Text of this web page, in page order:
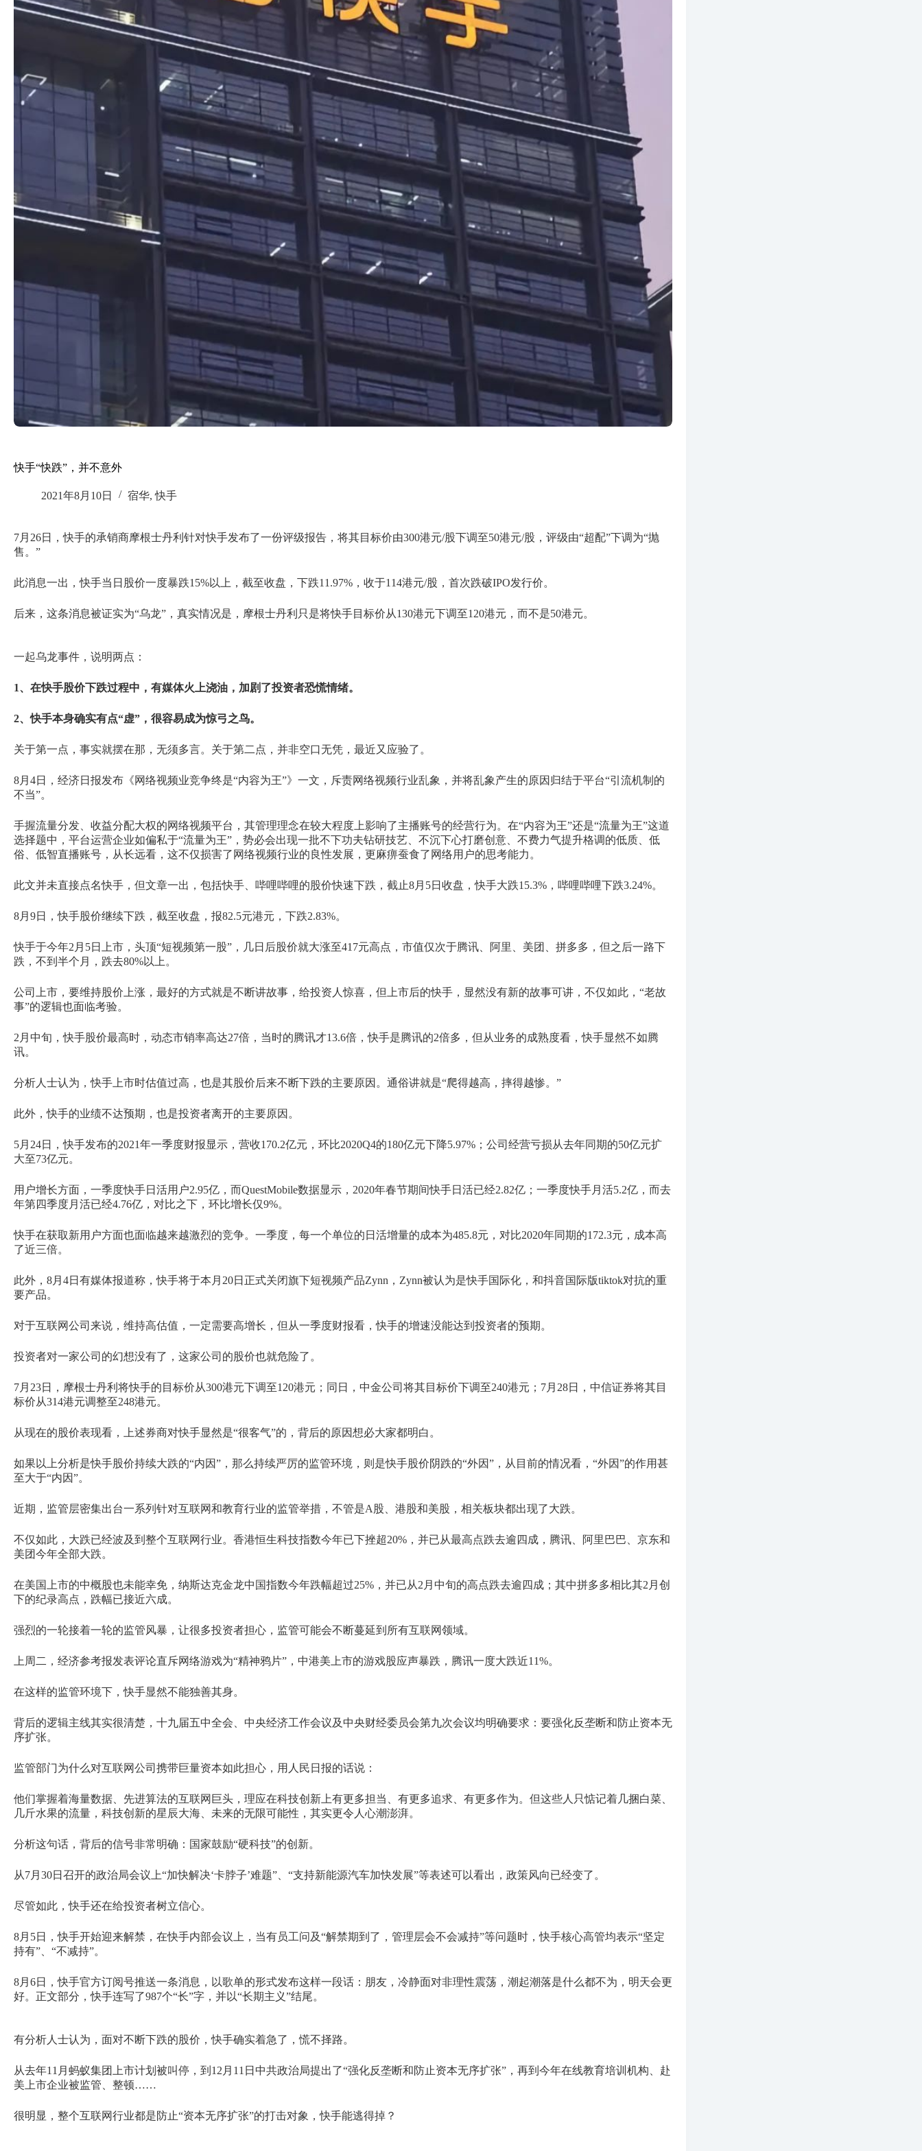
快手“快跌”，并不意外
2021年8月10日 宿华,快手
7月26日，快手的承销商摩根士丹利针对快手发布了一份评级报告，将其目标价由300港元/股下调至50港元/股，评级由“超配”下调为“抛
售。”
此消息一出，快手当日股价一度暴跌15%以上，截至收盘，下跌11.97%，收于114港元/股，首次跌破IPO发行价。
后来，这条消息被证实为“乌龙”，真实情况是，摩根士丹利只是将快手目标价从130港元下调至120港元，而不是50港元。
一起乌龙事件，说明两点：
1、在快手股价下跌过程中，有媒体火上浇油，加剧了投资者恐慌情绪。
2、快手本身确实有点“虚”，很容易成为惊弓之鸟。
关于第一点，事实就摆在那，无须多言。关于第二点，并非空口无凭，最近又应验了。
8月4日，经济日报发布《网络视频业竞争终是“内容为王”》一文，斥责网络视频行业乱象，并将乱象产生的原因归结于平台“引流机制的
不当”。
手握流量分发、收益分配大权的网络视频平台，其管理理念在较大程度上影响了主播账号的经营行为。在“内容为王”还是“流量为王”这道
选择题中，平台运营企业如偏私于“流量为王”，势必会出现一批不下功夫钻研技艺、不沉下心打磨创意、不费力气提升格调的低质、低
俗、低智直播账号，从长远看，这不仅损害了网络视频行业的良性发展，更麻痹蚕食了网络用户的思考能力。
此文并未直接点名快手，但文章一出，包括快手、哔哩哔哩的股价快速下跌，截止8月5日收盘，快手大跌15.3%，哔哩哔哩下跌3.24%。
8月9日，快手股价继续下跌，截至收盘，报82.5元港元，下跌2.83%。
快手于今年2月5日上市，头顶“短视频第一股”，几日后股价就大涨至417元高点，市值仅次于腾讯、阿里、美团、拼多多，但之后一路下
跌，不到半个月，跌去80%以上。
公司上市，要维持股价上涨，最好的方式就是不断讲故事，给投资人惊喜，但上市后的快手，显然没有新的故事可讲，不仅如此，“老故
事”的逻辑也面临考验。
2月中旬，快手股价最高时，动态市销率高达27倍，当时的腾讯才13.6倍，快手是腾讯的2倍多，但从业务的成熟度看，快手显然不如腾
讯。
分析人士认为，快手上市时估值过高，也是其股价后来不断下跌的主要原因。通俗讲就是“爬得越高，摔得越惨。”
此外，快手的业绩不达预期，也是投资者离开的主要原因。
5月24日，快手发布的2021年一季度财报显示，营收170.2亿元，环比2020Q4的180亿元下降5.97%；公司经营亏损从去年同期的50亿元扩
大至73亿元。
用户增长方面，一季度快手日活用户2.95亿，而QuestMobile数据显示，2020年春节期间快手日活已经2.82亿；一季度快手月活5.2亿，而去
年第四季度月活已经4.76亿，对比之下，环比增长仅9%。
快手在获取新用户方面也面临越来越激烈的竞争。一季度，每一个单位的日活增量的成本为485.8元，对比2020年同期的172.3元，成本高
了近三倍。
此外，8月4日有媒体报道称，快手将于本月20日正式关闭旗下短视频产品Zynn，Zynn被认为是快手国际化，和抖音国际版tiktok对抗的重
要产品。
对于互联网公司来说，维持高估值，一定需要高增长，但从一季度财报看，快手的增速没能达到投资者的预期。
投资者对一家公司的幻想没有了，这家公司的股价也就危险了。
7月23日，摩根士丹利将快手的目标价从300港元下调至120港元；同日，中金公司将其目标价下调至240港元；7月28日，中信证券将其目
标价从314港元调整至248港元。
从现在的股价表现看，上述券商对快手显然是“很客气”的，背后的原因想必大家都明白。
如果以上分析是快手股价持续大跌的“内因”，那么持续严厉的监管环境，则是快手股价阴跌的“外因”，从目前的情况看，“外因”的作用甚
至大于“内因”。
近期，监管层密集出台一系列针对互联网和教育行业的监管举措，不管是A股、港股和美股，相关板块都出现了大跌。
不仅如此，大跌已经波及到整个互联网行业。香港恒生科技指数今年已下挫超20%，并已从最高点跌去逾四成，腾讯、阿里巴巴、京东和
美团今年全部大跌。
在美国上市的中概股也未能幸免，纳斯达克金龙中国指数今年跌幅超过25%，并已从2月中旬的高点跌去逾四成；其中拼多多相比其2月创
下的纪录高点，跌幅已接近六成。
强烈的一轮接着一轮的监管风暴，让很多投资者担心，监管可能会不断蔓延到所有互联网领域。
上周二，经济参考报发表评论直斥网络游戏为“精神鸦片”，中港美上市的游戏股应声暴跌，腾讯一度大跌近11%。
在这样的监管环境下，快手显然不能独善其身。
背后的逻辑主线其实很清楚，十九届五中全会、中央经济工作会议及中央财经委员会第九次会议均明确要求：要强化反垄断和防止资本无
序扩张。
监管部门为什么对互联网公司携带巨量资本如此担心，用人民日报的话说：
他们掌握着海量数据、先进算法的互联网巨头，理应在科技创新上有更多担当、有更多追求、有更多作为。但这些人只惦记着几捆白菜、
几斤水果的流量，科技创新的星辰大海、未来的无限可能性，其实更令人心潮澎湃。
分析这句话，背后的信号非常明确：国家鼓励“硬科技”的创新。
从7月30日召开的政治局会议上“加快解决‘卡脖子’难题”、“支持新能源汽车加快发展”等表述可以看出，政策风向已经变了。
尽管如此，快手还在给投资者树立信心。
8月5日，快手开始迎来解禁，在快手内部会议上，当有员工问及“解禁期到了，管理层会不会减持”等问题时，快手核心高管均表示“坚定
持有”、“不减持”。
8月6日，快手官方订阅号推送一条消息，以歌单的形式发布这样一段话：朋友，冷静面对非理性震荡，潮起潮落是什么都不为，明天会更
好。正文部分，快手连写了987个“长”字，并以“长期主义”结尾。
有分析人士认为，面对不断下跌的股价，快手确实着急了，慌不择路。
从去年11月蚂蚁集团上市计划被叫停，到12月11日中共政治局提出了“强化反垄断和防止资本无序扩张”，再到今年在线教育培训机构、赴
美上市企业被监管、整顿……
很明显，整个互联网行业都是防止“资本无序扩张”的打击对象，快手能逃得掉？